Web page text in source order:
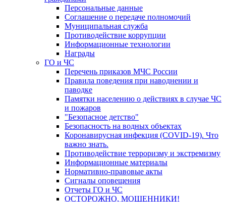
Персональные данные
Соглашение о передаче полномочий
Муниципальная служба
Противодействие коррупции
Информационные технологии
Награды
ГО и ЧС
Перечень приказов МЧС России
Правила поведения при наводнении и
паводке
Памятки населению о действиях в случае ЧС
и пожаров
"Безопасное детство"
Безопасность на водных объектах
Коронавирусная инфекция (COVID-19). Что
важно знать.
Противодействие терроризму и экстремизму
Информационные материалы
Нормативно-правовые акты
Сигналы оповещения
Отчеты ГО и ЧС
ОСТОРОЖНО, МОШЕННИКИ!